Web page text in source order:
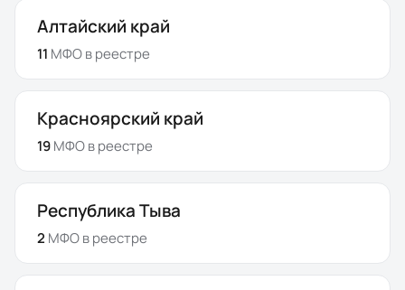
Алтайский край
11 МФОв реестре
Красноярский край
19МФОв реестре
Республика Тыва
2 МФОв реестре